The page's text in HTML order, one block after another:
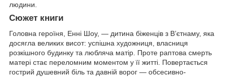
людини.
Сюжет книги
Головна героїня, Енні Шоу, — дитина біженців з В’єтнаму, яка
досягла великих висот: успішна художниця, власниця
розкішного будинку та любляча матір. Проте раптова смерть
матері стає переломним моментом у її житті. Повертається
гострий душевний біль та давній ворог — обсесивно-